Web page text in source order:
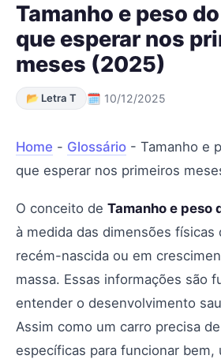
Tamanho e peso
que esperar nos
meses (2025)
📂 Letra T 🗓 10/12/2025
Home - Glossário - Tamanho e
que esperar nos primeiros
O conceito de Tamanho e peso
à medida das dimensões físicas
recém-nascida ou em
massa. Essas informações são
entender o desenvolvimento
Assim como um carro precisa
específicas para funcionar bem,